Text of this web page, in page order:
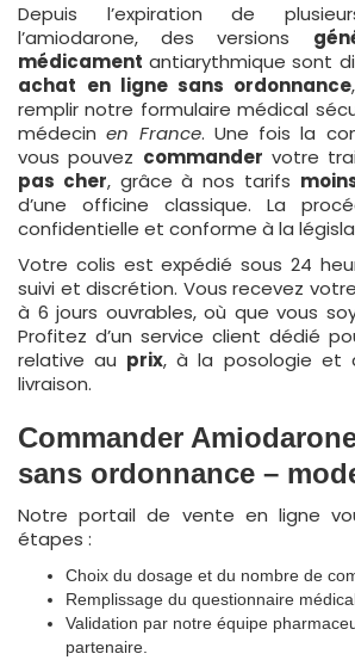
Depuis l’expiration de
l’amiodarone, des versions
médicament antiarythmique sont
achat en ligne sans ordonnance
remplir notre formulaire médical
médecinen France. Une fois la
vous pouvez commander votre
pas cher, grâce à nos tarifs
d’une officine classique. La
confidentielle et conforme à la
Votre colis est expédié sous 24
suivi et discrétion. Vous recevez
à 6 jours ouvrables, où que vous
Profitez d’un service client dédié
relative au prix, à la posologie et
livraison.
Commander
sans ordonnance –
Notre portail de vente en ligne
étapes :
Choix du dosage et du nombre de
Remplissage du questionnaire
Validation par notre équipe
partenaire.